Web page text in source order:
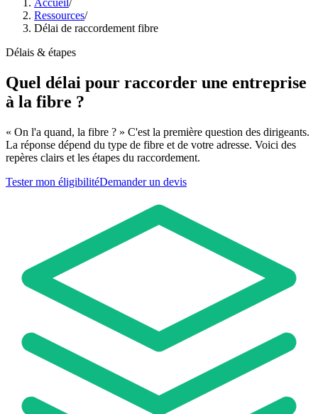
Accueil/
Ressources/
Délai de raccordement fibre
Délais & étapes
Quel délai pour raccorder une entreprise
à la fibre ?
« On l'a quand, la fibre ? » C'est la première question des dirigeants.
La réponse dépend du type de fibre et de votre adresse. Voici des
repères clairs et les étapes du raccordement.
Tester mon éligibilitéDemander un devis